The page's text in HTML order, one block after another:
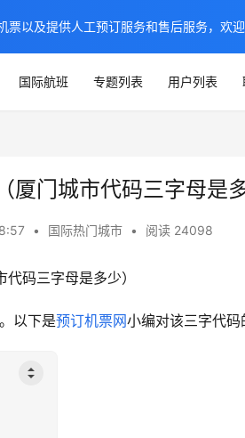
国际航班 专题列表 用户列表
厦门城市代码三字母是多
• 国际热门城市 • 阅读 24098
码三字母是多少）
。以下是预订机票网小编对该三字代码
以及提供人工预订服务和售后服务，欢迎